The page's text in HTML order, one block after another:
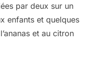
par deux sur un
enfants et quelques
et au citron